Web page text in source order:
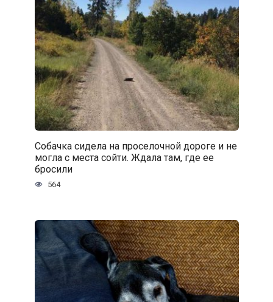
Собачка сидела на проселочной дороге и не
могла с места сойти. Ждала там, где ее
бросили
564